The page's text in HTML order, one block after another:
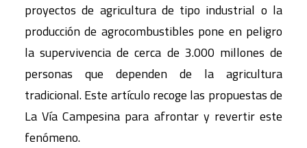
proyectos de agricultura de tipo industrial o la
producción de agrocombustibles pone en peligro
la supervivencia de cerca de 3.000 millones de
personas que dependen de la agricultura
tradicional. Este artículo recoge las propuestas de
La Vía Campesina para afrontar y revertir este
fenómeno.